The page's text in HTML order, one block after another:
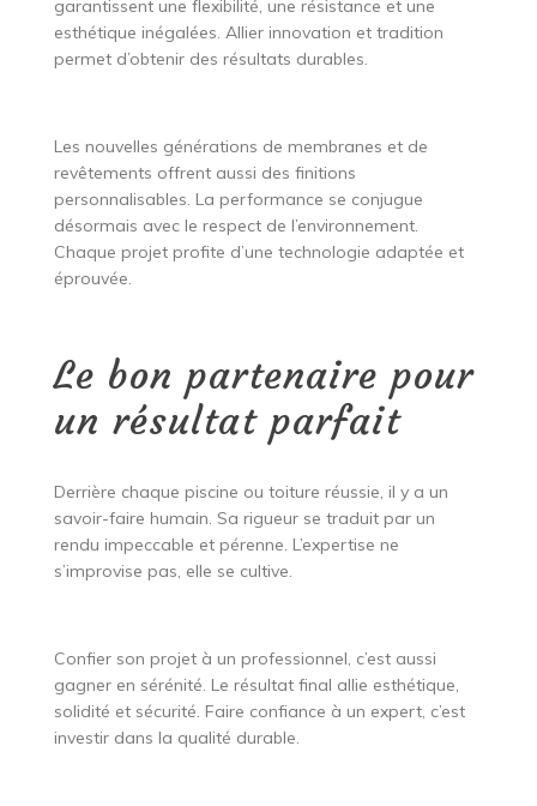
garantissent une flexibilité, une résistance et une
esthétique inégalées. Allier innovation et tradition
permet d’obtenir des résultats durables.
Les nouvelles générations de membranes et de
revêtements offrent aussi des finitions
personnalisables. La performance se conjugue
désormais avec le respect de l’environnement.
Chaque projet profite d’une technologie adaptée et
éprouvée.
Le bon partenaire pour
un résultat parfait
Derrière chaque piscine ou toiture réussie, il y a un
savoir-faire humain. Sa rigueur se traduit par un
rendu impeccable et pérenne. L’expertise ne
s’improvise pas, elle se cultive.
Confier son projet à un professionnel, c’est aussi
gagner en sérénité. Le résultat final allie esthétique,
solidité et sécurité. Faire confiance à un expert, c’est
investir dans la qualité durable.